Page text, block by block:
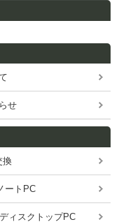
せ
換
ートPC
ィスクトップPC